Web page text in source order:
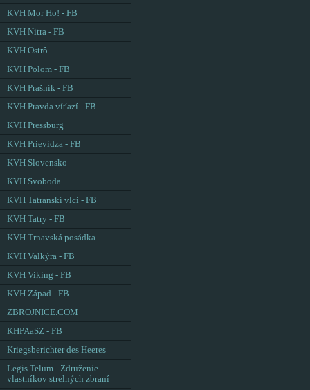
KVH Mor Ho! - FB
KVH Nitra - FB
KVH Ostrô
KVH Polom - FB
KVH Prašník - FB
KVH Pravda víťazí - FB
KVH Pressburg
KVH Prievidza - FB
KVH Slovensko
KVH Svoboda
KVH Tatranskí vlci - FB
KVH Tatry - FB
KVH Trnavská posádka
KVH Valkýra - FB
KVH Viking - FB
KVH Západ - FB
ZBROJNICE.COM
KHPAaSZ - FB
Kriegsberichter des Heeres
Legis Telum - Združenie
vlastníkov strelných zbraní